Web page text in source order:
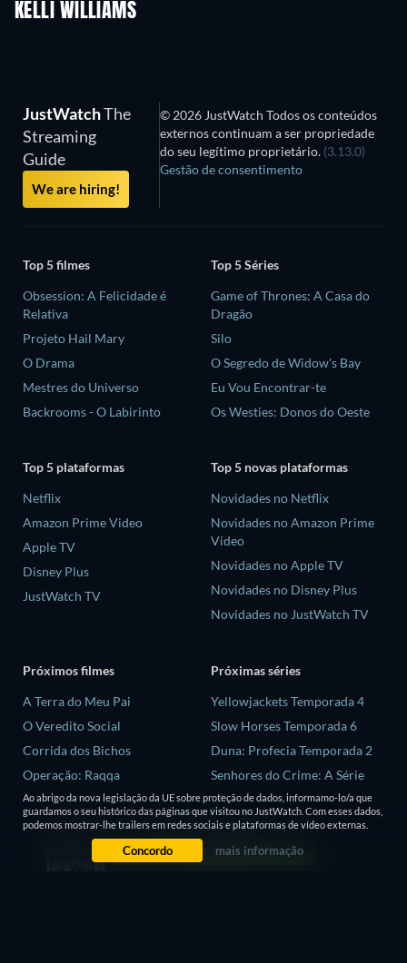
KELLI WILLIAMS
Série
JustWatchThe
Streaming
Guide
We are hiring!
© 2026 JustWatch Todos os conteúdos
externos continuam a ser propriedade
do seu legítimo proprietário. (3.13.0)
Gestão de consentimento
Top 5 filmes
Obsession: A Felicidade é
Relativa
Projeto Hail Mary
O Drama
Mestres do Universo
Backrooms - O Labirinto
Top 5 Séries
Game of Thrones: A Casa do
Dragão
Silo
O Segredo de Widow's Bay
Eu Vou Encontrar-te
Os Westies: Donos do Oeste
Top 5 plataformas
Netflix
Amazon Prime Video
Apple TV
Disney Plus
JustWatch TV
Top 5 novas plataformas
Novidades no Netflix
Novidades no Amazon Prime
Video
Novidades no Apple TV
Novidades no Disney Plus
Novidades no JustWatch TV
Próximos filmes
A Terra do Meu Pai
O Veredito Social
Corrida dos Bichos
Operação: Raqqa
Diva Futura
Próximas séries
Yellowjackets Temporada 4
Slow Horses Temporada 6
Duna: Profecia Temporada 2
Senhores do Crime: A Série
Temporada 2
Love is Blind: Reino Unido
Temporada 3
Ao abrigo da nova legislação da UE sobre proteção de dados, informamo-lo/a que
guardamos o seu histórico das páginas que visitou no JustWatch. Com esses dados,
podemos mostrar-lhe trailers em redes sociais e plataformas de vídeo externas.
Concordo mais informação